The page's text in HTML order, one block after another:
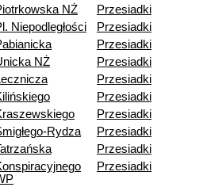
NŻ
Przesiadki
Niepodległości
Przesiadki
Przesiadki
NŻ
Przesiadki
Przesiadki
Przesiadki
Przesiadki
Rydza
Przesiadki
Przesiadki
Przesiadki